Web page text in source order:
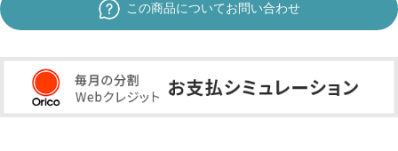
この商品についてお問い合わせ